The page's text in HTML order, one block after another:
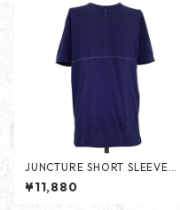
JUNCTURE SHORT SLEEVES
-NAVY-
¥11,880